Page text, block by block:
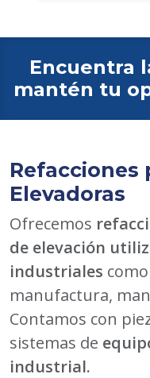
Encuentra
mantén tu
Refacciones
Elevadoras
Ofrecemos
de elevación
industriales
manufactura,
Contamos con
sistemas de
industrial.